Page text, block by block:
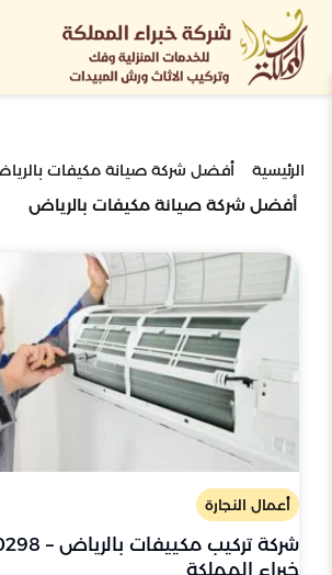
الرئيسية أفضل شركة صيانة مكيفات
أفضل شركة صيانة مكيفات بالرياض
أعمال النجارة
خبراء المملكة